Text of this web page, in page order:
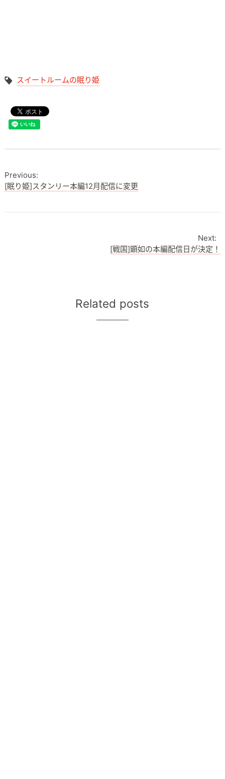
スイートルームの眠り姫
[眠り姫]スタンリー本編12月配信に変更
[戦国]顕如の本編配信日が決定！
Related posts